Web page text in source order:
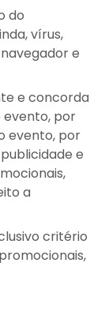
do
vírus,
e
e concorda
evento, por
evento, por
e
a
critério